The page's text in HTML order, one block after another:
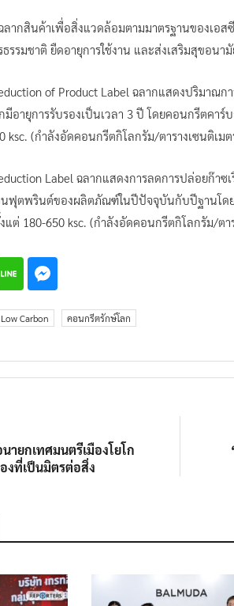
ฉลากสินค้าเพื่อสิ่งแวดล้อมตามมาตรฐานของเอ
รรมชาติ ยืดอายุการใช้งาน และส่งเสริมสุขอนา
of Product Label ฉลากแสดงปริมาณ
อายุการรับรองเป็นเวลา 3 ปี โดยคอนกรีตคา
ksc. (กำลังอัดคอนกรีตกิโลกรัม/ตารางเซนติเมต
Label ฉลากแสดงการลดการปล่อยก๊
นฟุตพรินต์ของผลิตภัณฑ์ในปีปัจจุบันกับปีฐานโด
ต่ 180-650 ksc. (กำลังอัดคอนกรีตกิโลกรัม/ตา
Low Carbon คอนกรีตรักษ์โลก
ายกเทศมนตรีเมืองโยโก
งที่เป็นมิตรต่อสิ่ง